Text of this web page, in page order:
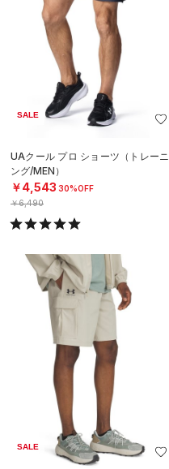
SALE
UAクール プロ ショーツ（トレーニ
ング/MEN）
￥4,543 30%OFF
￥6,490
SALE